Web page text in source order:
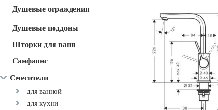
Душевые ограждения
Душевые поддоны
Шторки для ванн
Cанфаянс
Смесители
для ванной
для кухни